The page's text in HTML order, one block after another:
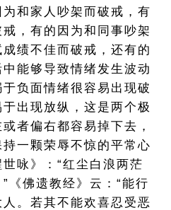
和家人吵架而破戒，有
，有的因为和同事吵架
绩不佳而破戒，还有的
能够导致情绪发生波动
负面情绪很容易出现破
出现放纵，这是两个极
者偏右都容易掉下去，
一颗荣辱不惊的平常心
咏》：“红尘白浪两茫
《佛遗教经》云：“能行
。若其不能欢喜忍受恶